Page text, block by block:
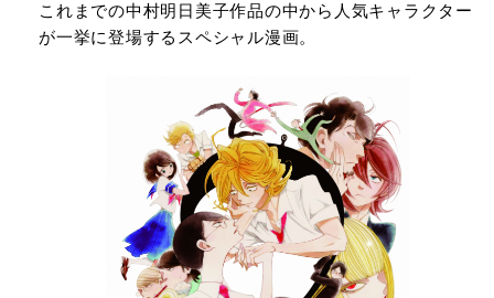
これまでの中村明日美子作品の中から人気キャラクター
が一挙に登場するスペシャル漫画。